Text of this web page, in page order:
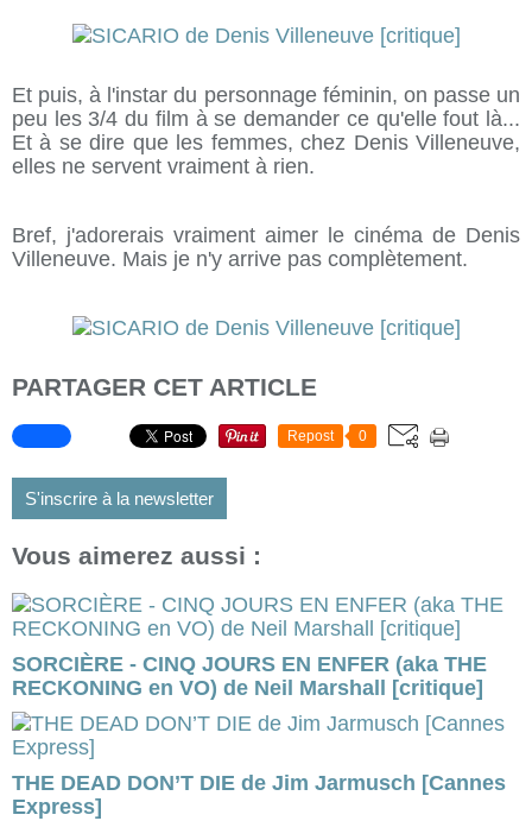
Et puis, à l'instar du personnage féminin, on passe un
peu les 3/4 du film à se demander ce qu'elle fout là...
Et à se dire que les femmes, chez Denis Villeneuve,
elles ne servent vraiment à rien.
Bref, j'adorerais vraiment aimer le cinéma de Denis
Villeneuve. Mais je n'y arrive pas complètement.
PARTAGER CET ARTICLE
Repost 0
S'inscrire à la newsletter
Vous aimerez aussi :
SORCIÈRE - CINQ JOURS EN ENFER (aka THE
RECKONING en VO) de Neil Marshall [critique]
THE DEAD DON’T DIE de Jim Jarmusch [Cannes
Express]